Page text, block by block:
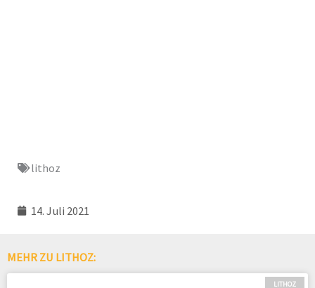
lithoz
14. Juli 2021
MEHR ZU LITHOZ:
LITHOZ